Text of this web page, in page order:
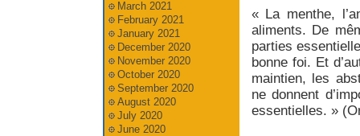
« La menthe,
aliments. De
parties
bonne foi. Et
maintien, les
ne donnent
essentielles. »
March 2021
February 2021
January 2021
December 2020
November 2020
October 2020
September 2020
August 2020
July 2020
June 2020